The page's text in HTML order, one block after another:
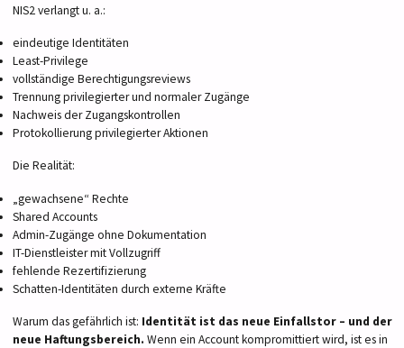
NIS2 verlangt u. a.:
eindeutige Identitäten
Least-Privilege
vollständige Berechtigungsreviews
Trennung privilegierter und normaler Zugänge
Nachweis der Zugangskontrollen
Protokollierung privilegierter Aktionen
Die Realität:
„gewachsene“ Rechte
Shared Accounts
Admin-Zugänge ohne Dokumentation
IT-Dienstleister mit Vollzugriff
fehlende Rezertifizierung
Schatten-Identitäten durch externe Kräfte
Warum das gefährlich ist: Identität ist das neue Einfallstor – und der
neue Haftungsbereich. Wenn ein Account kompromittiert wird, ist es in